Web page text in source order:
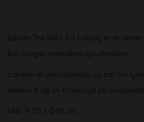
Edison The Petit fra Fatboy er en
kan bruges indendørs og udendørs.
Lampen er genopladelig og har tre
mellem 6 og 24 timers lys på én
Mål: H 25 x Ø 16 cm.